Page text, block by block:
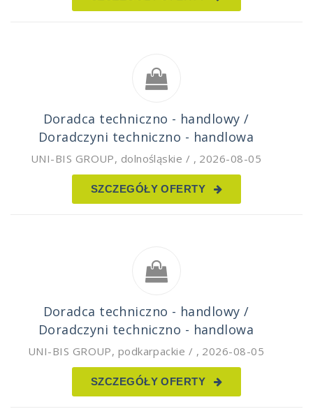
Doradca techniczno - handlowy /
Doradczyni techniczno - handlowa
UNI-BIS GROUP, dolnośląskie / , 2026-08-05
SZCZEGÓŁY OFERTY
Doradca techniczno - handlowy /
Doradczyni techniczno - handlowa
UNI-BIS GROUP, podkarpackie / , 2026-08-05
SZCZEGÓŁY OFERTY